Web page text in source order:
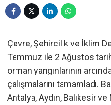
Çevre, Şehircilik ve İklim
Temmuz ile 2 Ağustos
orman yangınlarının
çalışmalarını tamamladı.
Antalya, Aydın, Balıkesir